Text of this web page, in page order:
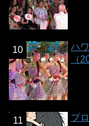
ハ
（
プ